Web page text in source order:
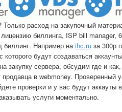
Только расход на закупочный
биллинга, ISP bill
биллинг. Например наihc.ru за 300р
которого будут создаваться
закупку сервера, обсудим где и
продавца в webmoney.
проверки и у вас будут
услуги моментально.